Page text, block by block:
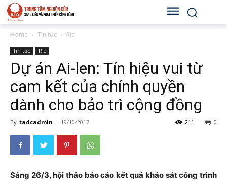
Home Tin tức Ric
Tin tức Ric
Dự án Ai-len: Tín hiệu vui từ
cam kết của chính quyền
dành cho bảo trì cộng đồng
By tadcadmin - 19/10/2017 0
211
Sáng 26/3, hội thảo báo cáo kết quả khảo sát công trình